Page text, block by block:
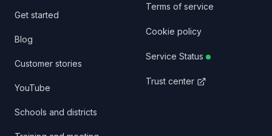
Get started
Blog
Customer stories
YouTube
Schools and districts
Terms of service
Cookie policy
Service Status
Trust center